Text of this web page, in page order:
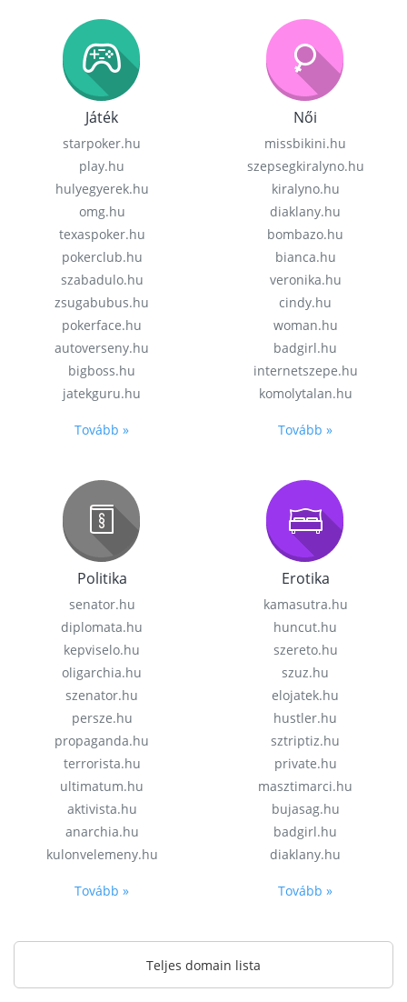
Játék
starpoker.hu
play.hu
hulyegyerek.hu
omg.hu
texaspoker.hu
pokerclub.hu
szabadulo.hu
zsugabubus.hu
pokerface.hu
autoverseny.hu
bigboss.hu
jatekguru.hu
Tovább »
Női
missbikini.hu
szepsegkiralyno.hu
kiralyno.hu
diaklany.hu
bombazo.hu
bianca.hu
veronika.hu
cindy.hu
woman.hu
badgirl.hu
internetszepe.hu
komolytalan.hu
Tovább »
Politika
senator.hu
diplomata.hu
kepviselo.hu
oligarchia.hu
szenator.hu
persze.hu
propaganda.hu
terrorista.hu
ultimatum.hu
aktivista.hu
anarchia.hu
kulonvelemeny.hu
Tovább »
Erotika
kamasutra.hu
huncut.hu
szereto.hu
szuz.hu
elojatek.hu
hustler.hu
sztriptiz.hu
private.hu
masztimarci.hu
bujasag.hu
badgirl.hu
diaklany.hu
Tovább »
Teljes domain lista